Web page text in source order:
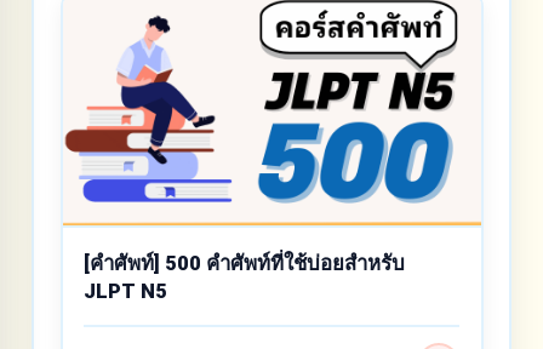
[คำศัพท์] 500 คำศัพท์ที่ใช้บ่อยสำหรับ
JLPT N5